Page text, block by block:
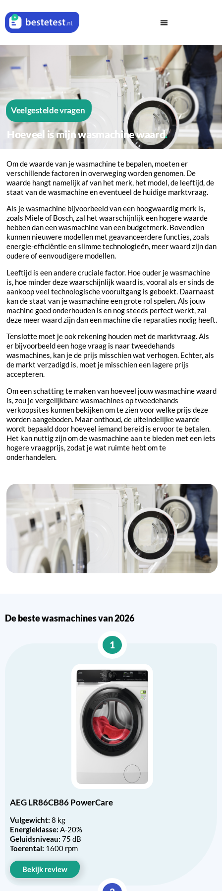
Veelgestelde vragen
Hoeveel is mijn wasmachine waard
Om de waarde van je wasmachine te bepalen, moeten er
verschillende factoren in overweging worden genomen. De
waarde hangt namelijk af van het merk, het model, de leeftijd, de
staat van de wasmachine en eventueel de huidige marktvraag.
Als je wasmachine bijvoorbeeld van een hoogwaardig merk is,
zoals Miele of Bosch, zal het waarschijnlijk een hogere waarde
hebben dan een wasmachine van een budgetmerk. Bovendien
kunnen nieuwere modellen met geavanceerdere functies, zoals
energie-efficiëntie en slimme technologieën, meer waard zijn dan
oudere of eenvoudigere modellen.
Leeftijd is een andere cruciale factor. Hoe ouder je wasmachine
is, hoe minder deze waarschijnlijk waard is, vooral als er sinds de
aankoop veel technologische vooruitgang is geboekt. Daarnaast
kan de staat van je wasmachine een grote rol spelen. Als jouw
machine goed onderhouden is en nog steeds perfect werkt, zal
deze meer waard zijn dan een machine die reparaties nodig heeft.
Tenslotte moet je ook rekening houden met de marktvraag. Als
er bijvoorbeeld een hoge vraag is naar tweedehands
wasmachines, kan je de prijs misschien wat verhogen. Echter, als
de markt verzadigd is, moet je misschien een lagere prijs
accepteren.
Om een schatting te maken van hoeveel jouw wasmachine waard
is, zou je vergelijkbare wasmachines op tweedehands
verkoopsites kunnen bekijken om te zien voor welke prijs deze
worden aangeboden. Maar onthoud, de uiteindelijke waarde
wordt bepaald door hoeveel iemand bereid is ervoor te betalen.
Het kan nuttig zijn om de wasmachine aan te bieden met een iets
hogere vraagprijs, zodat je wat ruimte hebt om te
onderhandelen.
De beste wasmachines van 2026
1
AEG LR86CB86 PowerCare
Vulgewicht: 8 kg
Energieklasse: A-20%
Geluidsniveau: 75 dB
Toerental: 1600 rpm
Bekijk review